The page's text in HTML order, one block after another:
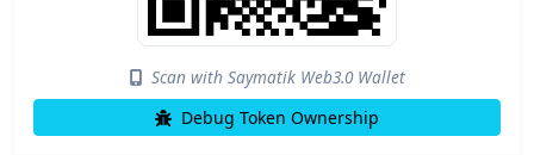
Scan with Saymatik Web3.0 Wallet
Debug Token Ownership